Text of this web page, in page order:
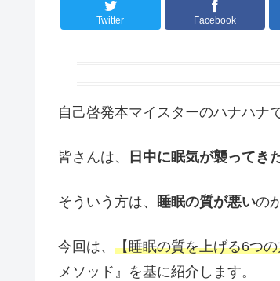
Twitter Facebook
自己啓発本マイスターのハナハナ
皆さんは、 日中に眠気が襲ってき
そういう方は、 睡眠の質が悪いの
今回は、 【睡眠の質を上げる6つ
メソッド』を基に紹介します。